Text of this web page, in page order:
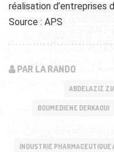
réalisation d’entreprises
Source : APS
PAR LA RANDO
ABDELAZIZ
BOUMEDIENE DERKAOUI
INDUSTRIE PHARMACEUTIQUE